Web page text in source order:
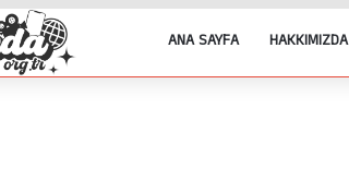
ANA SAYFA HAKKIMIZDA